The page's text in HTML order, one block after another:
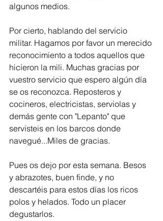
algunos medios.
Por cierto, hablando del servicio
militar. Hagamos por favor un merecido
reconocimiento a todos aquellos que
hicieron la mili. Muchas gracias por
vuestro servicio que espero algún día
se os reconozca. Reposteros y
cocineros, electricistas, serviolas y
demás gente con "Lepanto" que
servisteis en los barcos donde
navegué...Miles de gracias.
Pues os dejo por esta semana. Besos
y abrazotes, buen finde, y no
descartéis para estos días los ricos
polos y helados. Todo un placer
degustarlos.